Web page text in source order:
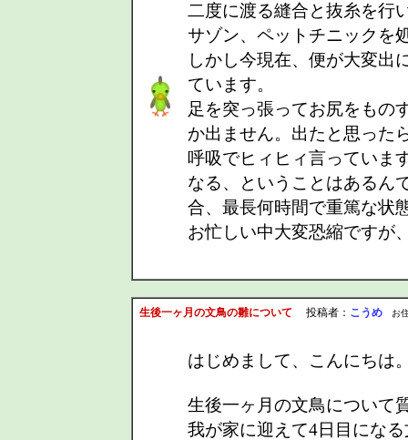
二度に渡る縫合と抜糸を行
サゾン、ペットチニックを
しかし今現在、便が大変出
ています。
足を突っ張ってお尻をもの
か出ません。出たと思った
呼吸でヒィヒィ言っていま
なる、ということはあるん
合、最長何時間で重篤な状
お忙しい中大変恐縮ですが
生後一ヶ月の文鳥の雛について 投稿者： こうめ お住
はじめまして、こんにちは
生後一ヶ月の文鳥について
我が家に迎えて4日目にな